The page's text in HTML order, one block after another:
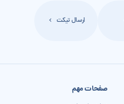
ارسال تیکت
صفحات مهم